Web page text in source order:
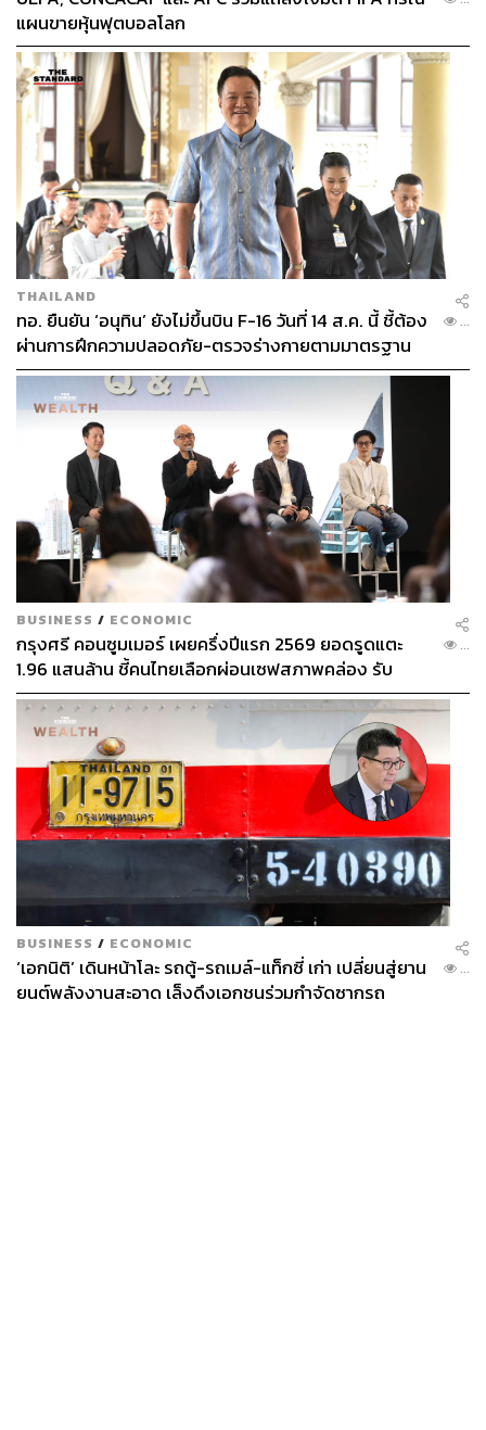
แผนขายหุ้นฟุตบอลโลก
THAILAND
ทอ. ยืนยัน ‘อนุทิน’ ยังไม่ขึ้นบิน F-16 วันที่ 14 ส.ค. นี้ ชี้ต้อง
ผ่านการฝึกความปลอดภัย-ตรวจร่างกายตามมาตรฐาน
ก่อน
...
BUSINESS / ECONOMIC
กรุงศรี คอนซูมเมอร์ เผยครึ่งปีแรก 2569 ยอดรูดแตะ
1.96 แสนล้าน ชี้คนไทยเลือกผ่อนเซฟสภาพคล่อง รับ
เศรษฐกิจผันผวนฉุดผลประกอบการพลาดเป้า
...
BUSINESS / ECONOMIC
‘เอกนิติ’ เดินหน้าโละ รถตู้-รถเมล์-แท็กซี่ เก่า เปลี่ยนสู่ยาน
ยนต์พลังงานสะอาด เล็งดึงเอกชนร่วมกำจัดซากรถ
...